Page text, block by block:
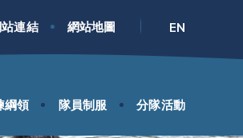
綱領 隊員制服 分隊活動
連結 網站地圖 EN